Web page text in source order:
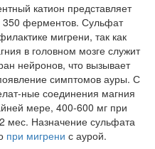
заявила об этом на
служба по
в сфере
озвучила
тревожную статистику. Она
увеличения риска
острой кардиотоксичности и
катион представляет
350 ферментов. Сульфат
мигрени, так как
в головном мозге служит
нейронов, что вызывает
симптомов ауры. С
ные соединения магния
мере, 400-600 мг при
мес. Назначение сульфата
при мигрени с аурой.